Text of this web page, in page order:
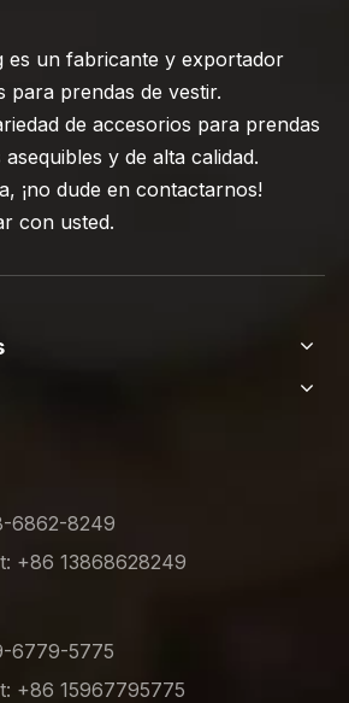
es un fabricante y exportador
para prendas de vestir.
de accesorios para prendas
y de alta calidad.
¡no dude en contactarnos!
con usted.
6862-8249
+86 13868628249
6779-5775
+86 15967795775